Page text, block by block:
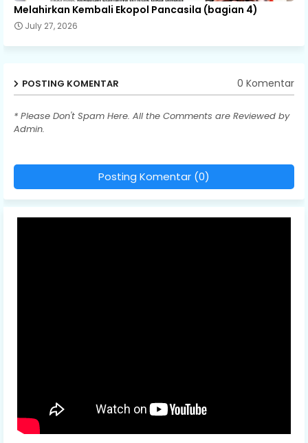
Melahirkan Kembali Ekopol Pancasila (bagian 4)
July 27, 2026
POSTING KOMENTAR 0 Komentar
* Please Don't Spam Here. All the Comments are Reviewed by
Admin.
Posting Komentar (0)